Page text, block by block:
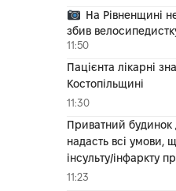
На Рівненщині
збив
11:50
Пацієнта лікарні
Костопільщині
11:30
Приватний будинок
надасть всі умови,
інсульту/інфаркту
11:23